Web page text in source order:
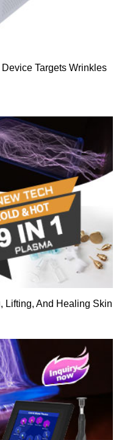
Targets Wrinkles
Lifting, And Healing Skin